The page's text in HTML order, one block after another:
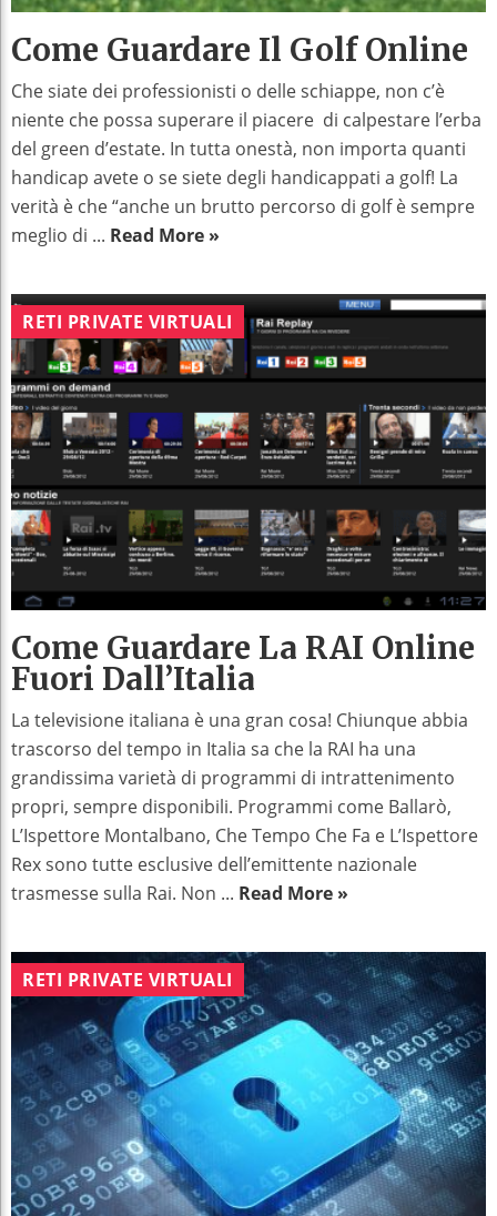
Come Guardare Il Golf Online
Che siate dei professionisti o delle schiappe, non c’è
niente che possa superare il piacere di calpestare l’erba
del green d’estate. In tutta onestà, non importa quanti
handicap avete o se siete degli handicappati a golf! La
verità è che “anche un brutto percorso di golf è sempre
meglio di ... Read More »
RETI PRIVATE VIRTUALI
Come Guardare La RAI Online
Fuori Dall’Italia
La televisione italiana è una gran cosa! Chiunque abbia
trascorso del tempo in Italia sa che la RAI ha una
grandissima varietà di programmi di intrattenimento
propri, sempre disponibili. Programmi come Ballarò,
L’Ispettore Montalbano, Che Tempo Che Fa e L’Ispettore
Rex sono tutte esclusive dell’emittente nazionale
trasmesse sulla Rai. Non ... Read More »
RETI PRIVATE VIRTUALI